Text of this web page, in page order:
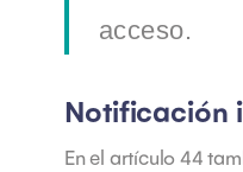
acceso.
Notificación
En el artículo 44